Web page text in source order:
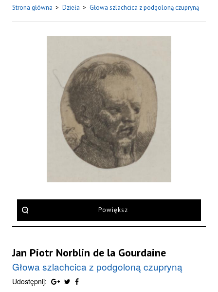
Strona główna > Dzieła > Głowa szlachcica z podgoloną czupryną
Powiększ
Jan Piotr Norblin de la Gourdaine
Głowa szlachcica z podgoloną czupryną
Udostępnij: